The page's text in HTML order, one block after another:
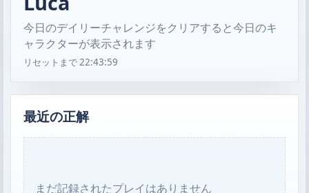
今日のデイリーチャレンジをクリアすると今日のキ
ャラクターが表示されます
リセットまで 22:43:58
最近の正解
まだ記録されたプレイはありません